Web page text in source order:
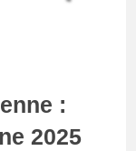
:
2025